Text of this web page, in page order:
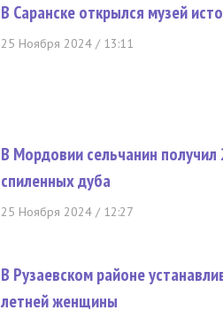
В Саранске открылся музей
25 Ноября 2024 / 13:11
В Мордовии сельчанин получил
спиленных дуба
25 Ноября 2024 / 12:27
В Рузаевском районе
летней женщины